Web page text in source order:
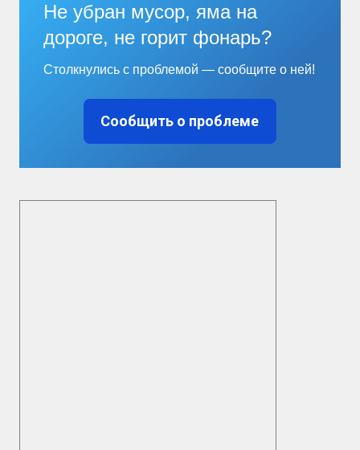
Не убран мусор, яма на
дороге, не горит фонарь?
Столкнулись с проблемой — сообщите о ней!
Сообщить о проблеме